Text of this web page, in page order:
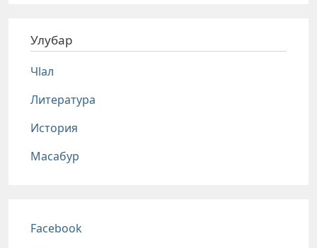
Улубар
Чlал
Литература
История
Масабур
Соц сети
Facebook